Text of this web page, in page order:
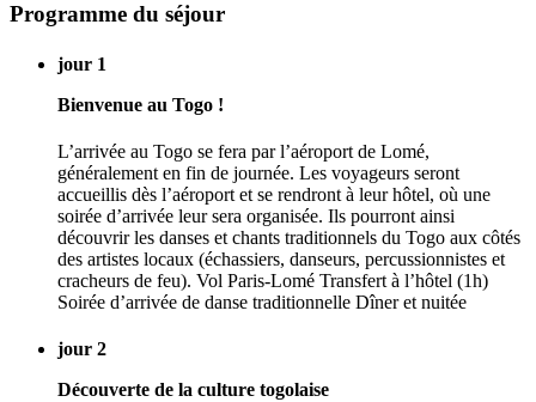
Programme du séjour
jour 1
Bienvenue au Togo !
L’arrivée au Togo se fera par l’aéroport de Lomé,
généralement en fin de journée. Les voyageurs seront
accueillis dès l’aéroport et se rendront à leur hôtel, où une
soirée d’arrivée leur sera organisée. Ils pourront ainsi
découvrir les danses et chants traditionnels du Togo aux côtés
des artistes locaux (échassiers, danseurs, percussionnistes et
cracheurs de feu). Vol Paris-Lomé Transfert à l’hôtel (1h)
Soirée d’arrivée de danse traditionnelle Dîner et nuitée
jour 2
Découverte de la culture togolaise